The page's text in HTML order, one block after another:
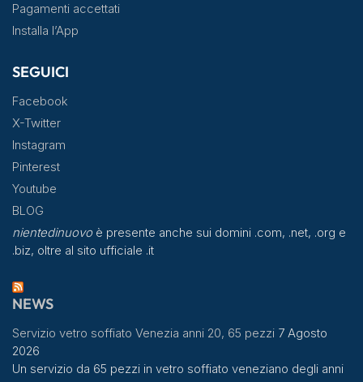
Pagamenti accettati
Installa l’App
SEGUICI
Facebook
X-Twitter
Instagram
Pinterest
Youtube
BLOG
nientedinuovoè presente anche sui domini .com, .net, .org e
.biz, oltre al sito ufficiale .it
NEWS
Servizio vetro soffiato Venezia anni 20, 65 pezzi 7 Agosto
2026
Un servizio da 65 pezzi in vetro soffiato veneziano degli anni